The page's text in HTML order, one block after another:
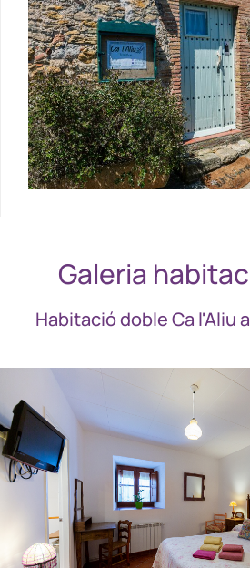
Galeria
Habitació doble Ca l'Aliu